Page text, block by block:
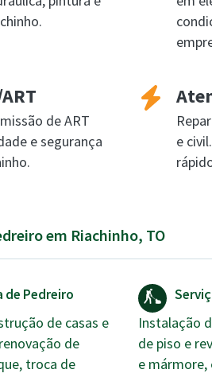
de ART
e segurança
e
em Riachinho, TO
de Pedreiro
de casas e
de
troca de
Instalação
de piso e
e